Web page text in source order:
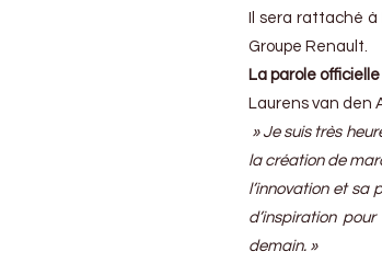
Il sera rattaché
Groupe Renault.
La parole officielle
Laurens van den
» Je suis très
la création de
l’innovation et sa
d’inspiration
demain. »